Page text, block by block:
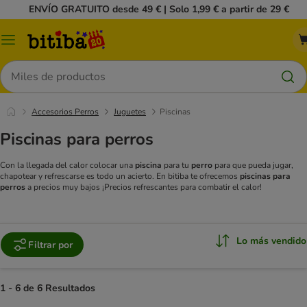
ENVÍO GRATUITO desde 49 € | Solo 1,99 € a partir de 29 €
Menú
Buscar
Accesorios Perros Juguetes Piscinas
Piscinas para perros
Con la llegada del calor colocar una piscina para tu perro para que pueda jugar,
chapotear y refrescarse es todo un acierto. En bitiba te ofrecemos piscinas para
perrosa precios muy bajos ¡Precios refrescantes para combatir el calor!
Filtrar por Lo más vendido
1 - 6 de 6 Resultados